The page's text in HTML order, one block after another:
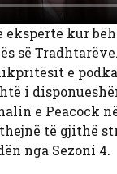
ekspertë kur
së
e
i
e Peacock
të gjithë
nga Sezoni 4.